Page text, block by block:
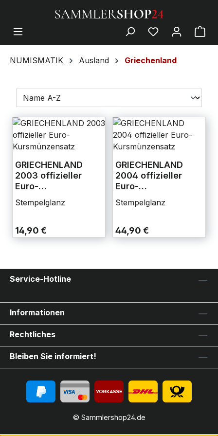
NUMISMATIK Ausland Griechenland
GRIECHENLAND
2003 offizieller
Euro-
Stempelglanz
14,90 €
GRIECHENLAND
2004 offizieller
Euro-
Stempelglanz
44,90 €
Service-Hotline
Informationen
Rechtliches
Bleiben Sie informiert!
© Sammlershop24.de